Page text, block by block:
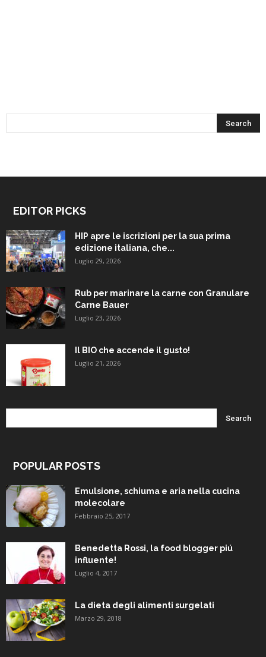
EDITOR PICKS
HIP apre le iscrizioni per la sua prima
edizione italiana, che...
Luglio 29, 2026
Rub per marinare la carne con Granulare
Carne Bauer
Luglio 23, 2026
Il BIO che accende il gusto!
Luglio 21, 2026
POPULAR POSTS
Emulsione, schiuma e aria nella cucina
molecolare
Febbraio 25, 2017
Benedetta Rossi, la food blogger piú
influente!
Luglio 4, 2017
La dieta degli alimenti surgelati
Marzo 29, 2018